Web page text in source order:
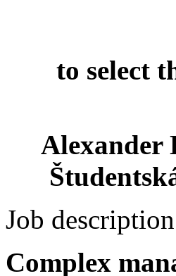
to select
Alexander
Job
Complex